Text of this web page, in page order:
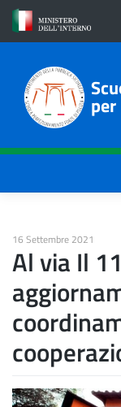
Skip
content
16 Settembre 2021
Al via Il